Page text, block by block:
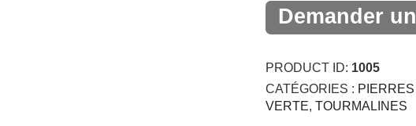
Demander
PRODUCT ID: 1005
CATÉGORIES :
VERTE, TOURMALINES